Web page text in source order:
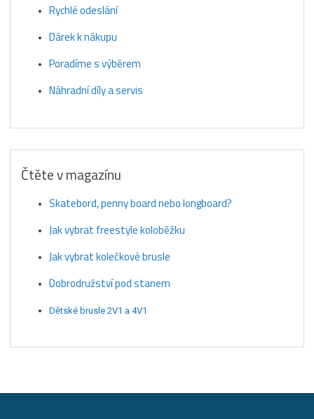
Rychlé odeslání
Dárek k nákupu
Poradíme s výběrem
Náhradní díly a servis
Čtěte v magazínu
Skatebord, penny board nebo longboard?
Jak vybrat freestyle koloběžku
Jak vybrat kolečkové brusle
Dobrodružství pod stanem
Dětské brusle 2V1 a 4V1